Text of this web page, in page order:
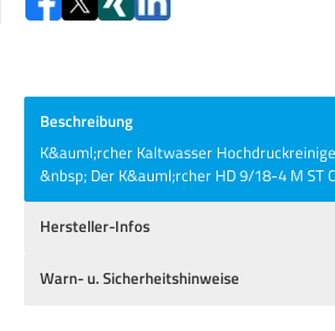
Beschreibung
K&auml;rcher Kaltwasser
&nbsp; Der K&auml;rcher HD 9/18-4 M ST
Hersteller-Infos
Warn- u. Sicherheitshinweise